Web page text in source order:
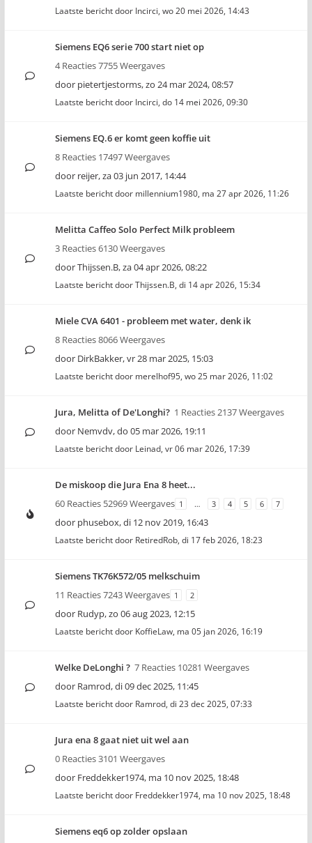
Laatste bericht door Incirci, wo 20 mei 2026, 14:43
Siemens EQ6 serie 700 start niet op
4 Reacties 7755 Weergaves
door pietertjestorms,zo 24 mar 2024, 08:57
Laatste bericht door Incirci, do 14 mei 2026, 09:30
Siemens EQ.6 er komt geen koffie uit
8 Reacties 17497 Weergaves
door reijer,za 03 jun 2017, 14:44
Laatste bericht door millennium1980, ma 27 apr 2026, 11:26
Melitta Caffeo Solo Perfect Milk probleem
3 Reacties 6130 Weergaves
doorThijssen.B,za 04 apr 2026, 08:22
Laatste bericht doorThijssen.B, di 14 apr 2026, 15:34
Miele CVA 6401 - probleem met water, denk ik
8 Reacties 8066 Weergaves
door DirkBakker,vr 28 mar 2025, 15:03
Laatste bericht door merelhof95, wo 25 mar 2026, 11:02
Jura, Melitta of De'Longhi? 1 Reacties 2137 Weergaves
door Nemvdv,do 05 mar 2026, 19:11
Laatste bericht door Leinad, vr 06 mar 2026, 17:39
De miskoop die Jura Ena 8 heet...
60 Reacties 52969 Weergaves 1 … 3 4 5 6 7
door phusebox,di 12 nov 2019, 16:43
Laatste bericht door RetiredRob, di 17 feb 2026, 18:23
Siemens TK76K572/05 melkschuim
11 Reacties 7243 Weergaves 1 2
door Rudyp,zo 06 aug 2023, 12:15
Laatste bericht door KoffieLaw, ma 05 jan 2026, 16:19
Welke DeLonghi ? 7 Reacties 10281 Weergaves
door Ramrod,di 09 dec 2025, 11:45
Laatste bericht door Ramrod, di 23 dec 2025, 07:33
Jura ena 8 gaat niet uit wel aan
0 Reacties 3101 Weergaves
door Freddekker1974, ma 10 nov 2025, 18:48
Laatste bericht door Freddekker1974, ma 10 nov 2025, 18:48
Siemens eq6 op zolder opslaan